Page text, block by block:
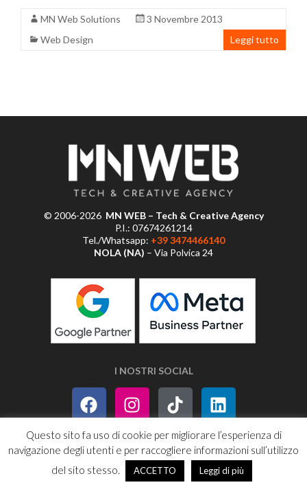
MN Web Solutions
3 Novembre 2013
Web Design
Leggi tutto
© 2006-2026 MN WEB – Tech & Creative Agency
P.I.: 07674261214
Tel./Whatsapp: +39 3474466140
NOLA (NA) – Via Polvica 24
I NOSTRI SOCIAL
PRIVACY POLICY SITEMAP RSS
Questo sito fa uso di cookie per migliorare l’esperienza di
navigazione degli utenti e per raccogliere informazioni sull’utilizzo
del sito stesso.
ACCETTO Leggi di più